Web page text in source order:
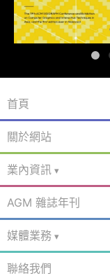
首頁
關於網站
業內資訊
AGM 雜誌年刊
媒體業務
聯絡我們